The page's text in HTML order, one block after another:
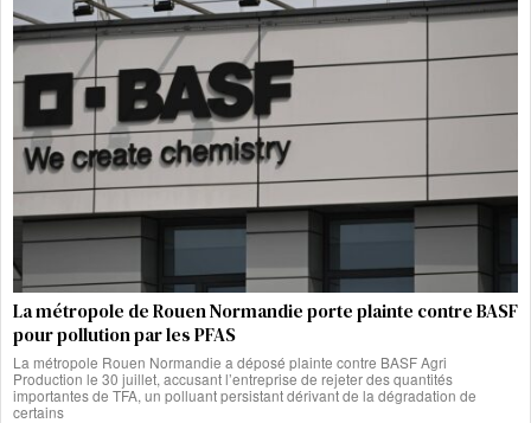
La métropole de Rouen Normandie porte plainte contre BASF
pour pollution par les PFAS
La métropole Rouen Normandie a déposé plainte contre BASF Agri
Production le 30 juillet, accusant l’entreprise de rejeter des quantités
importantes de TFA, un polluant persistant dérivant de la dégradation de
certains